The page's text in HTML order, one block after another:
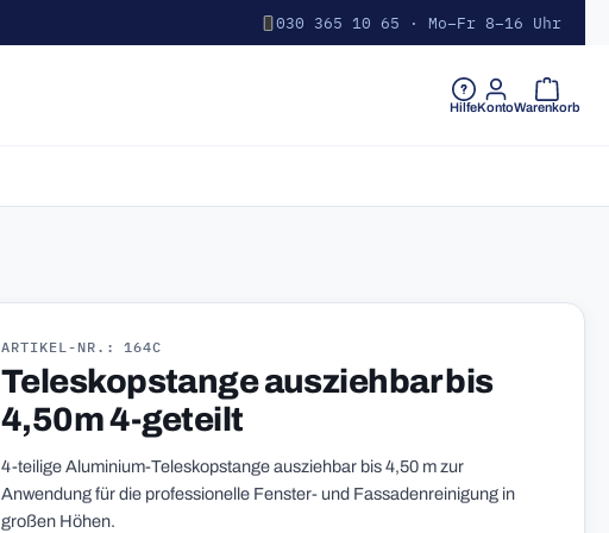
030 365 10 65 · Mo–Fr 8–16 Uhr
HilfeKontoWarenkorb
ARTIKEL-NR.: 164C
Teleskopstange ausziehbar bis
4,50m 4-geteilt
4-teilige Aluminium-Teleskopstange ausziehbar bis 4,50 m zur
Anwendung für die professionelle Fenster- und Fassadenreinigung in
großen Höhen.